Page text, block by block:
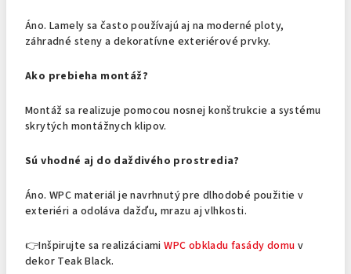
Áno. Lamely sa často používajú aj na moderné ploty,
záhradné steny a dekoratívne exteriérové prvky.
Ako prebieha montáž?
Montáž sa realizuje pomocou nosnej konštrukcie a systému
skrytých montážnych klipov.
Sú vhodné aj do daždivého prostredia?
Áno. WPC materiál je navrhnutý pre dlhodobé použitie v
exteriéri a odoláva dažďu, mrazu aj vlhkosti.
👉Inšpirujte sa realizáciamiWPC obkladu fasády domu v
dekor Teak Black.